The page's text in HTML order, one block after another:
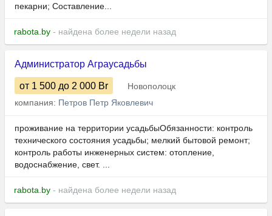
пекарни; Составление...
rabota.by - найдена более недели назад
Администратор Аграусадьбы
от 1 500 до 2 000 Br
Новополоцк
компания: Петров Петр Яковлевич
проживание на территории усадьбыОбязанности: контроль
технического состояния усадьбы; мелкий бытовой ремонт;
контроль работы инженерных систем: отопление,
водоснабжение, свет. ...
rabota.by - найдена более недели назад